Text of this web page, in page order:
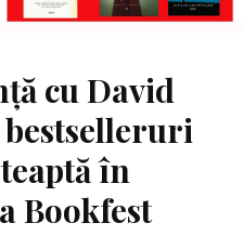
cu David
în
Bookfest